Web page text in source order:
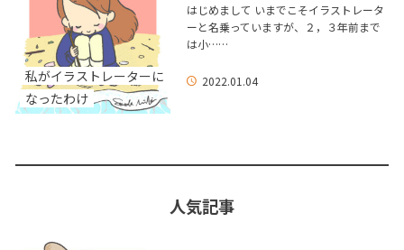
私がイラストレーターに
なったわけ
はじめまして いまでこそイラストレータ
ーと名乗っていますが、２，３年前まで
は小……
2022.01.04
人気記事